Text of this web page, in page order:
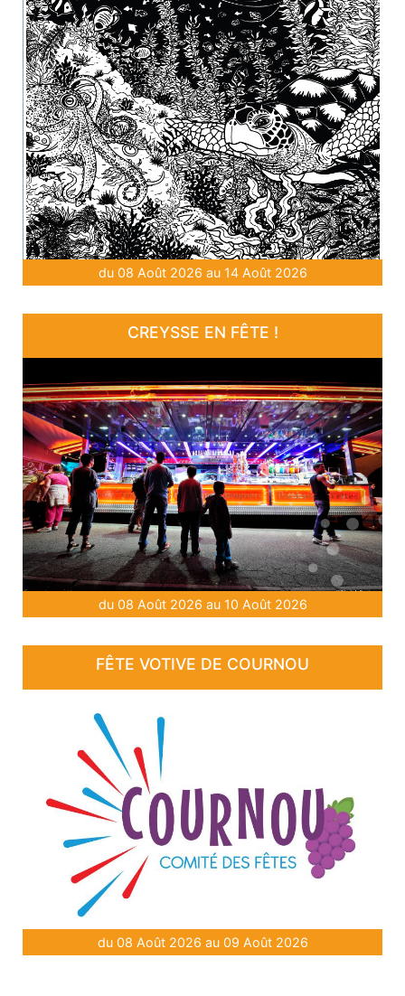
du 08 Août 2026 au 14 Août 2026
CREYSSE EN FÊTE !
du 08 Août 2026 au 10 Août 2026
FÊTE VOTIVE DE COURNOU
du 08 Août 2026 au 09 Août 2026